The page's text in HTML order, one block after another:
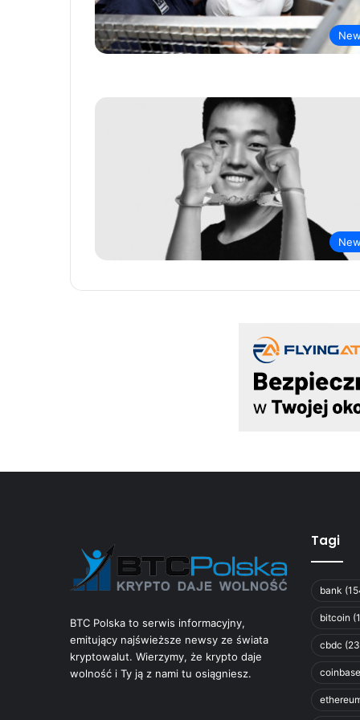
BTC Polska to serwis informacyjny,
emitujący najświeższe newsy ze świata
kryptowalut. Wierzymy, że krypto daje
wolność i Ty ją z nami tu osiągniesz.
Tagi
bank
bitcoin
cbdc
coinbase